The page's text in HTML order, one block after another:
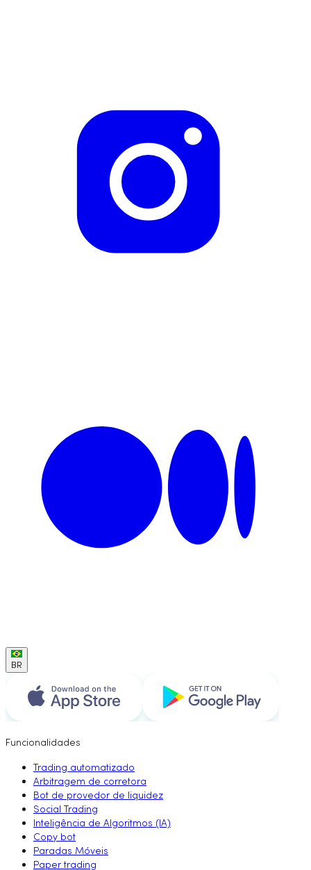
BR
Funcionalidades
Trading automatizado
Arbitragem de corretora
Bot de provedor de liquidez
Social Trading
Inteligência de Algoritmos (IA)
Copy bot
Paradas Móveis
Paper trading